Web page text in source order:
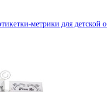
метрики для детской